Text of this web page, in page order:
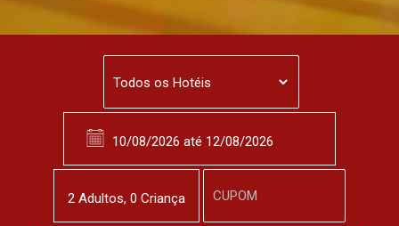
2 Adultos, 0 Criança